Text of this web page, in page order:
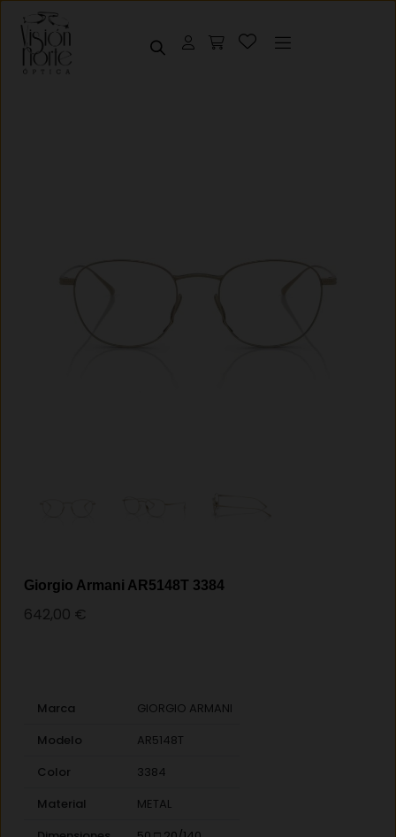
Giorgio Armani AR5148T 3384
642,00 €
Marca
GIORGIO ARMANI
Modelo
AR5148T
Color
3384
Material
METAL